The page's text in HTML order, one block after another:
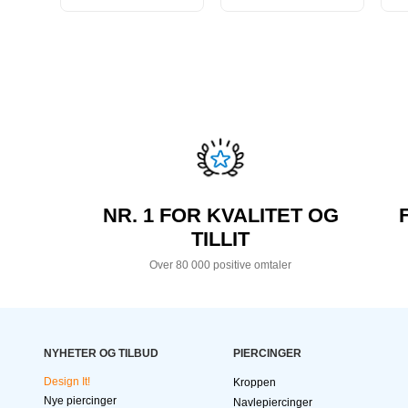
NR. 1 FOR KVALITET OG
TILLIT
Over 80 000 positive omtaler
NYHETER OG TILBUD
Design It!
Nye piercinger
PIERCINGER
Kroppen
Navlepiercinger